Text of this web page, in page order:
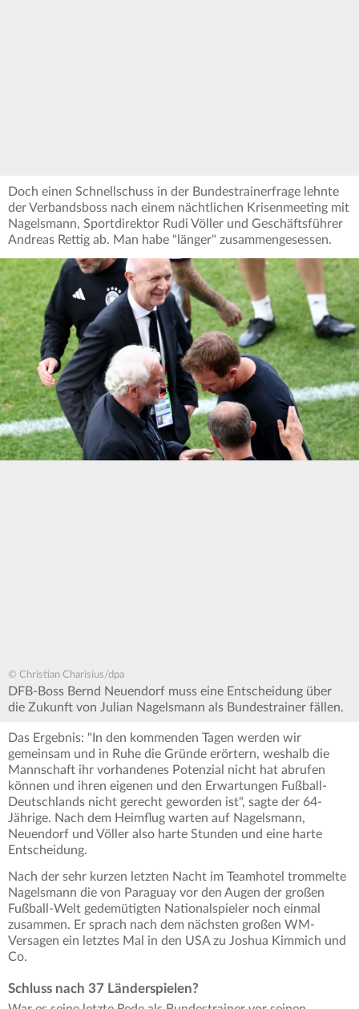
Doch einen Schnellschuss in der Bundestrainerfrage lehnte
der Verbandsboss nach einem nächtlichen Krisenmeeting mit
Nagelsmann, Sportdirektor Rudi Völler und Geschäftsführer
Andreas Rettig ab. Man habe "länger" zusammengesessen.
© Christian Charisius/dpa
DFB-Boss Bernd Neuendorf muss eine Entscheidung über
die Zukunft von Julian Nagelsmann als Bundestrainer fällen.
Das Ergebnis: "In den kommenden Tagen werden wir
gemeinsam und in Ruhe die Gründe erörtern, weshalb die
Mannschaft ihr vorhandenes Potenzial nicht hat abrufen
können und ihren eigenen und den Erwartungen Fußball-
Deutschlands nicht gerecht geworden ist", sagte der 64-
Jährige. Nach dem Heimflug warten auf Nagelsmann,
Neuendorf und Völler also harte Stunden und eine harte
Entscheidung.
Nach der sehr kurzen letzten Nacht im Teamhotel trommelte
Nagelsmann die von Paraguay vor den Augen der großen
Fußball-Welt gedemütigten Nationalspieler noch einmal
zusammen. Er sprach nach dem nächsten großen WM-
Versagen ein letztes Mal in den USA zu Joshua Kimmich und
Co.
Schluss nach 37 Länderspielen?